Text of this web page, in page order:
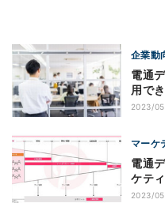
企業動
電通
用で
2023/
マーケ
電通
ケテ
2023/